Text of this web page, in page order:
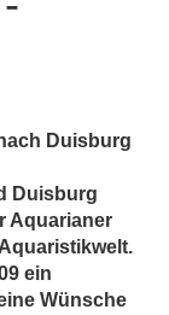
Duisburg
Duisburg
Aquarianer
ein
Wünsche